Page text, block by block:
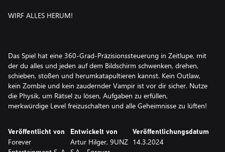
WIRF ALLES HERUM!
Das Spiel hat eine 360-Grad-Präzisionssteuerung in Zeitlupe, mit
der du alles und jeden auf dem Bildschirm schwenken, drehen,
schieben, stoßen und herumkatapultieren kannst. Kein Outlaw,
kein Zombie und kein zaudernder Vampir ist vor dir sicher. Nutze
die Physik, um Rätsel zu lösen, Aufgaben zu erfüllen,
merkwürdige Level freizuschalten und alle Geheimnisse zu lüften!
Veröffentlicht von
Forever
Entwickelt von
Artur Hilger, 9UNZ
Veröffentlichungsdatum
14.3.2024